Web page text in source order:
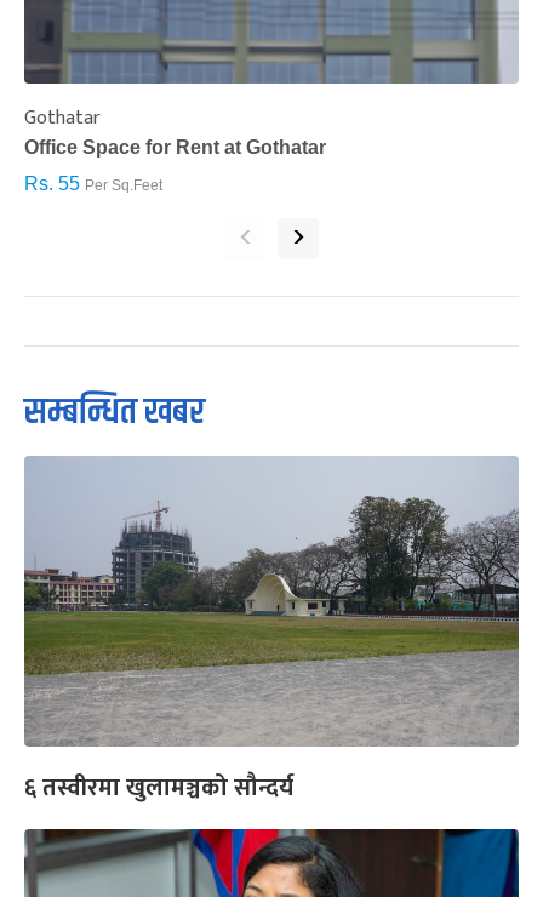
Gothatar
Office Space for Rent at Gothatar
Rs. 55 Per Sq.Feet
‹ ›
सम्बन्धित खबर
६ तस्वीरमा खुलामञ्चको सौन्दर्य